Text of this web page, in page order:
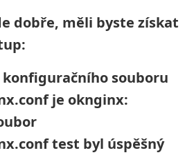
dobře, měli byste získat
souboru
je oknginx:
test byl úspěšný